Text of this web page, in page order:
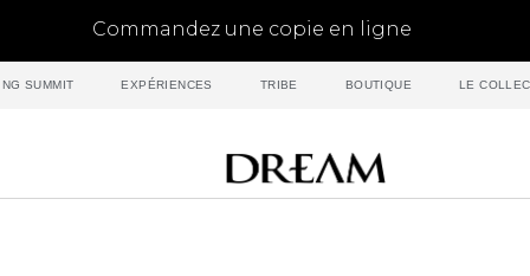
Commandez une copie en ligne
SUMMIT EXPÉRIENCES TRIBE BOUTIQUE LE